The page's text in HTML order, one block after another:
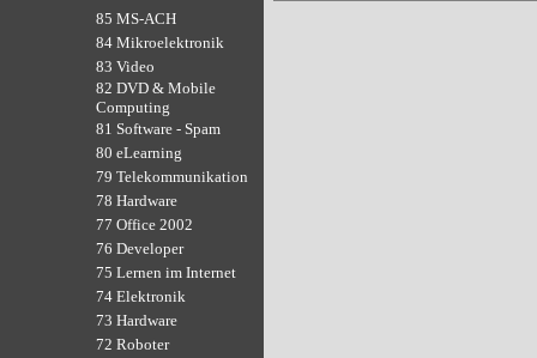
85 MS-ACH
84 Mikroelektronik
83 Video
82 DVD & Mobile
Computing
81 Software - Spam
80 eLearning
79 Telekommunikation
78 Hardware
77 Office 2002
76 Developer
75 Lernen im Internet
74 Elektronik
73 Hardware
72 Roboter